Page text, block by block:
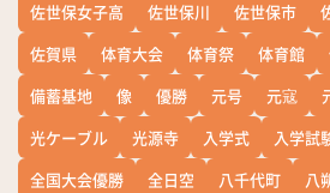
佐世保女子高
佐世保川 佐世保市
佐賀県
体育大会 体育祭 体育館
備蓄基地
像 優勝 元号 元寇
光ケーブル
光源寺 入学式 入学試
全国大会優勝
全日空 八千代町 八